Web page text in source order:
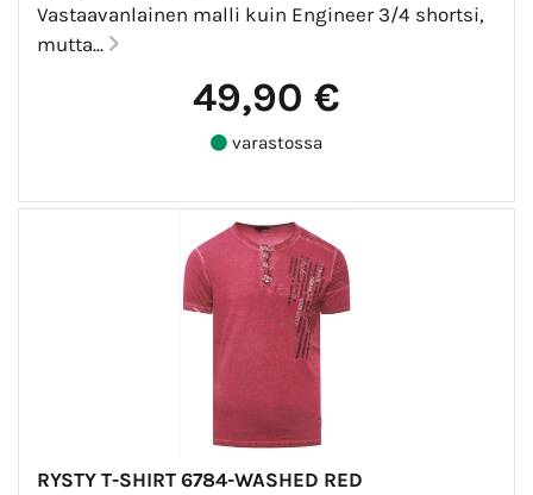
Vastaavanlainen malli kuin Engineer 3/4 shortsi,
mutta...
49,90 €
varastossa
RYSTY T-SHIRT 6784-WASHED RED